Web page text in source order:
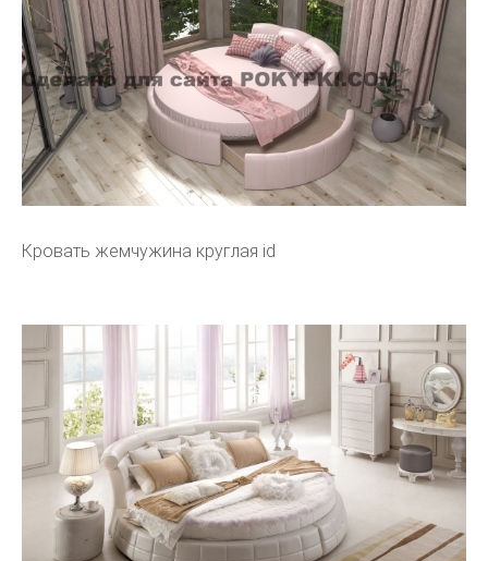
Кровать жемчужина круглая id